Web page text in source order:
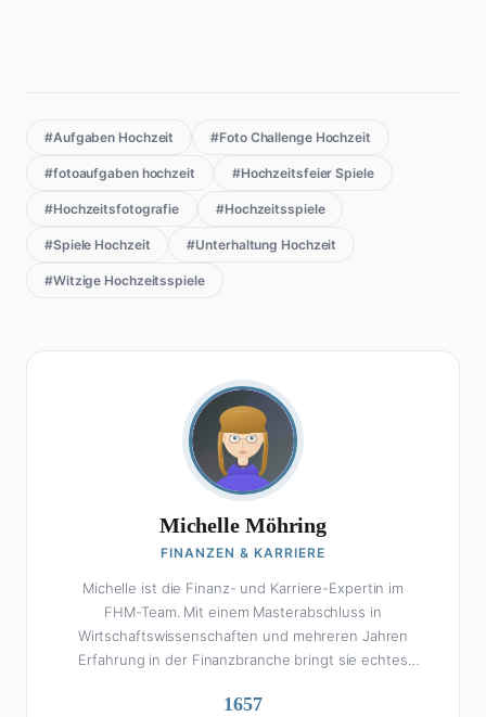
#Aufgaben Hochzeit #Foto Challenge Hochzeit
#fotoaufgaben hochzeit #Hochzeitsfeier Spiele
#Hochzeitsfotografie #Hochzeitsspiele
#Spiele Hochzeit #Unterhaltung Hochzeit
#Witzige Hochzeitsspiele
Michelle Möhring
FINANZEN & KARRIERE
Michelle ist die Finanz- und Karriere-Expertin im
FHM-Team. Mit einem Masterabschluss in
Wirtschaftswissenschaften und mehreren Jahren
Erfahrung in der Finanzbranche bringt sie echtes
Michelle klingt Altersvorsorge nicht wie eine
1657